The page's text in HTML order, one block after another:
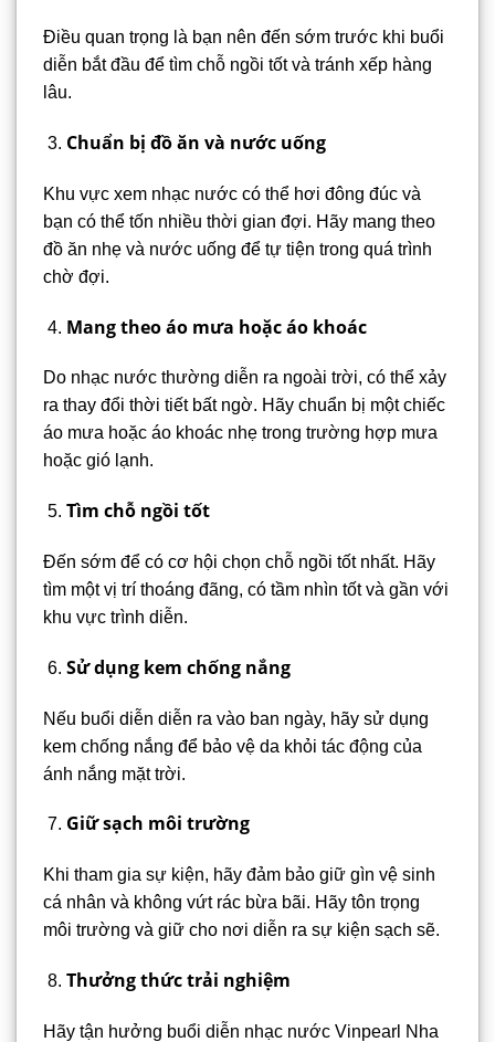
Điều quan trọng là bạn nên đến sớm trước khi buổi
diễn bắt đầu để tìm chỗ ngồi tốt và tránh xếp hàng
lâu.
Chuẩn bị đồ ăn và nước uống
Khu vực xem nhạc nước có thể hơi đông đúc và
bạn có thể tốn nhiều thời gian đợi. Hãy mang theo
đồ ăn nhẹ và nước uống để tự tiện trong quá trình
chờ đợi.
Mang theo áo mưa hoặc áo khoác
Do nhạc nước thường diễn ra ngoài trời, có thể xảy
ra thay đổi thời tiết bất ngờ. Hãy chuẩn bị một chiếc
áo mưa hoặc áo khoác nhẹ trong trường hợp mưa
hoặc gió lạnh.
Tìm chỗ ngồi tốt
Đến sớm để có cơ hội chọn chỗ ngồi tốt nhất. Hãy
tìm một vị trí thoáng đãng, có tầm nhìn tốt và gần với
khu vực trình diễn.
Sử dụng kem chống nắng
Nếu buổi diễn diễn ra vào ban ngày, hãy sử dụng
kem chống nắng để bảo vệ da khỏi tác động của
ánh nắng mặt trời.
Giữ sạch môi trường
Khi tham gia sự kiện, hãy đảm bảo giữ gìn vệ sinh
cá nhân và không vứt rác bừa bãi. Hãy tôn trọng
môi trường và giữ cho nơi diễn ra sự kiện sạch sẽ.
Thưởng thức trải nghiệm
Hãy tận hưởng buổi diễn nhạc nước Vinpearl Nha